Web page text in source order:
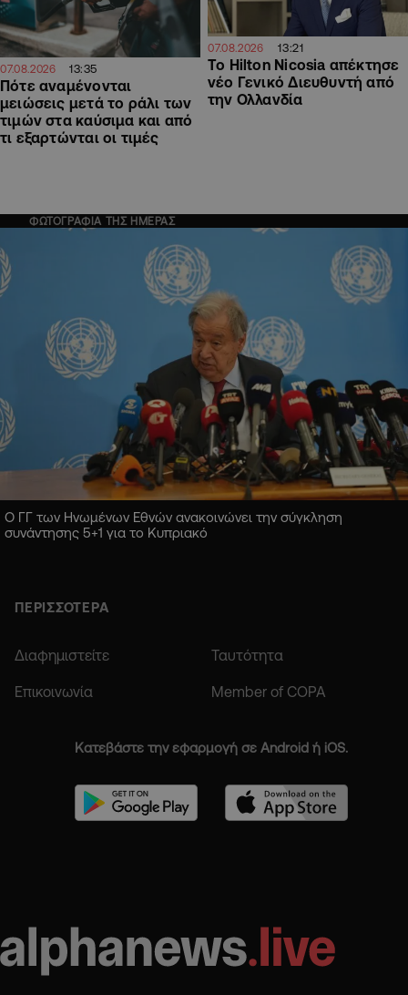
07.08.2026 13:35
Πότε αναμένονται
μειώσεις μετά το ράλι των
τιμών στα καύσιμα και από
τι εξαρτώνται οι τιμές
07.08.2026 13:21
Το Hilton Nicosia απέκτησε
νέο Γενικό Διευθυντή από
την Ολλανδία
ΦΩΤΟΓΡΑΦΙΑ ΤΗΣ ΗΜΕΡΑΣ
Ο ΓΓ των Ηνωμένων Εθνών ανακοινώνει την σύγκληση
συνάντησης 5+1 για το Κυπριακό
ΠΕΡΙΣΣΟΤΕΡΑ
Διαφημιστείτε Ταυτότητα
Επικοινωνία Member of COPA
Κατεβάστε την εφαρμογή σε Android ή iOS.